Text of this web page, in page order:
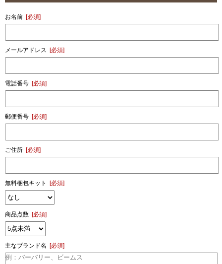
お名前 [必須]
メールアドレス [必須]
電話番号 [必須]
郵便番号 [必須]
ご住所 [必須]
無料梱包キット [必須]
商品点数 [必須]
主なブランド名 [必須]